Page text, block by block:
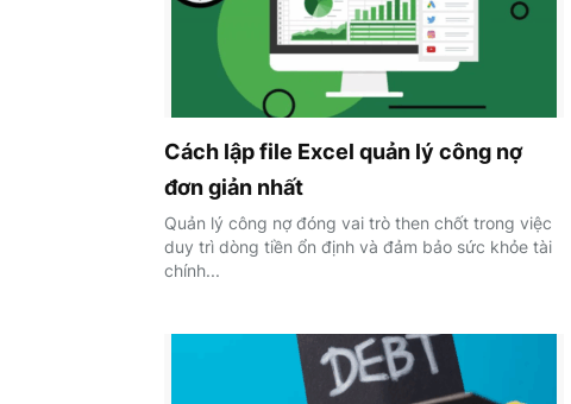
kế
toán
Cách lập file Excel quản lý công nợ
đơn giản nhất
Quản lý công nợ đóng vai trò then chốt trong việc
duy trì dòng tiền ổn định và đảm bảo sức khỏe tài
chính...